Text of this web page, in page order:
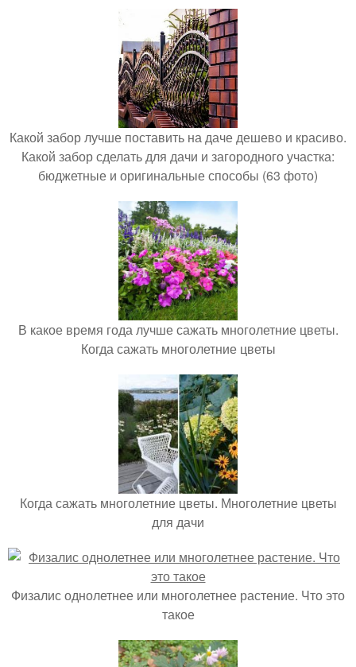
Какой забор лучше поставить на даче дешево и красиво.
Какой забор сделать для дачи и загородного участка:
бюджетные и оригинальные способы (63 фото)
В какое время года лучше сажать многолетние цветы.
Когда сажать многолетние цветы
Когда сажать многолетние цветы. Многолетние цветы
для дачи
Физалис однолетнее или многолетнее растение. Что это
такое